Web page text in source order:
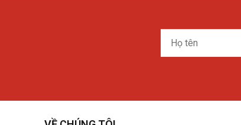
Họ
tên